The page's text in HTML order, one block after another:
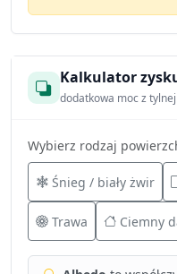
Kalkulator
dodatkowa moc z
Wybierz rodzaj
Śnieg / biały żwir
Trawa Ciemny